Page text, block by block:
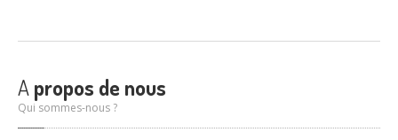
Apropos de nous
Qui sommes-nous ?